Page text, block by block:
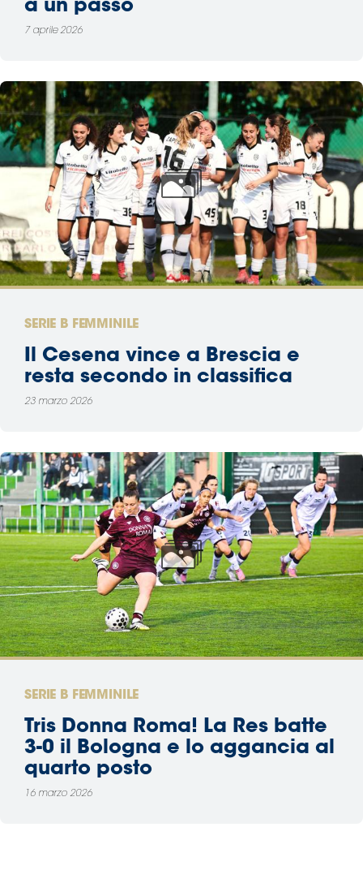
a un passo
7 aprile 2026
SERIE B FEMMINILE
Il Cesena vince a Brescia e
resta secondo in classifica
23 marzo 2026
SERIE B FEMMINILE
Tris Donna Roma! La Res batte
3-0 il Bologna e lo aggancia al
quarto posto
16 marzo 2026